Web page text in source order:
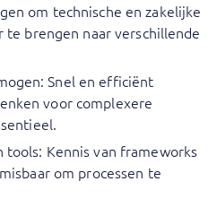
om technische en zakelijke
brengen naar verschillende
Snel en efficiënt
voor complexere
tools: Kennis van frameworks
om processen te